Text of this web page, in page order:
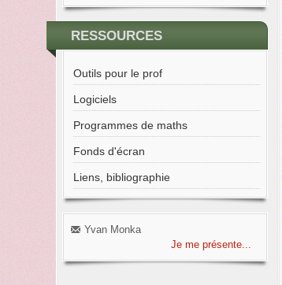
RESSOURCES
Outils pour le prof
Logiciels
Programmes de maths
Fonds d'écran
Liens, bibliographie
Yvan Monka
Je me présente...